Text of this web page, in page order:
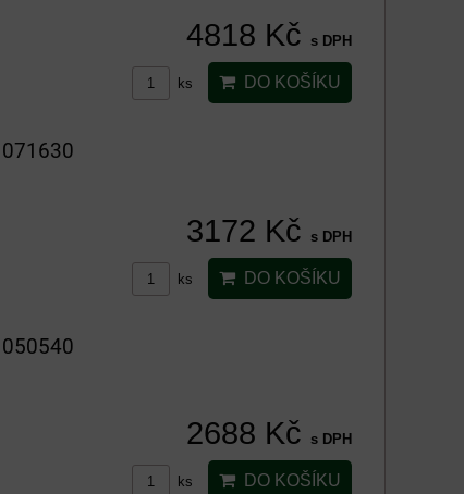
4818 Kč s DPH
ks DO KOŠÍKU
3172 Kč s DPH
ks DO KOŠÍKU
2688 Kč s DPH
ks DO KOŠÍKU